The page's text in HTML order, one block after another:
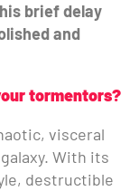
brief delay
and
tormentors?
visceral
With its
destructible